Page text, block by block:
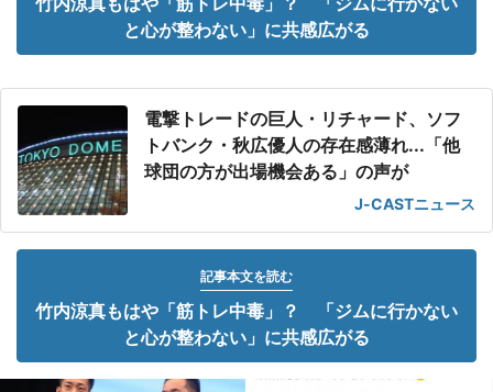
と心が整わない」に共感広がる
電撃トレードの巨人・リチャード、ソフ
トバンク・秋広優人の存在感薄れ...「他
球団の方が出場機会ある」の声が
J-CASTニュース
記事本文を読む
竹内涼真もはや「筋トレ中毒」？ 「ジムに行かない
と心が整わない」に共感広がる